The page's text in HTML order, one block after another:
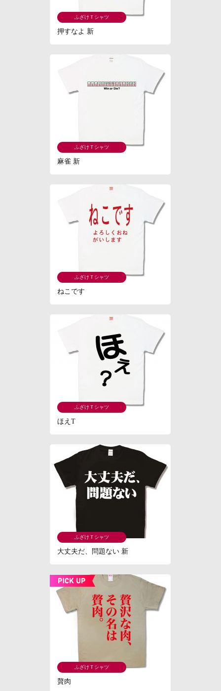
ふざけＴシャツ
押すなよ 新
ふざけＴシャツ
麻雀 新
ふざけＴシャツ
ねこです
ふざけＴシャツ
ほえT
ふざけＴシャツ
大丈夫だ、問題ない 新
ふざけＴシャツ
贅肉